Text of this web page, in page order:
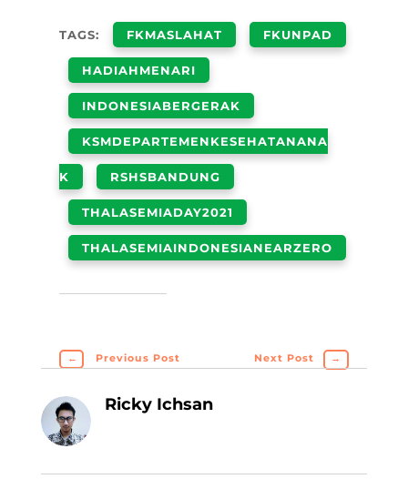
TAGS: FKMASLAHAT FKUNPAD
HADIAHMENARI
INDONESIABERGERAK
KSMDEPARTEMENKESEHATANANA
K RSHSBANDUNG
THALASEMIADAY2021
THALASEMIAINDONESIANEARZERO
← Previous Post Next Post →
Ricky Ichsan